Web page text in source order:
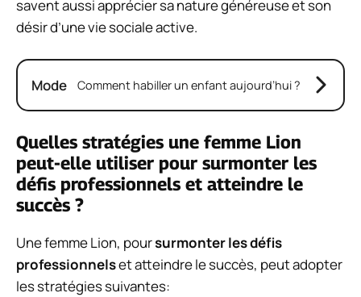
savent aussi apprécier sa nature généreuse et son
désir d’une vie sociale active.
Mode Comment habiller un enfant aujourd’hui ?
Quelles stratégies une femme Lion
peut-elle utiliser pour surmonter les
défis professionnels et atteindre le
succès ?
Une femme Lion, poursurmonter les défis
professionnelset atteindre le succès, peut adopter
les stratégies suivantes: